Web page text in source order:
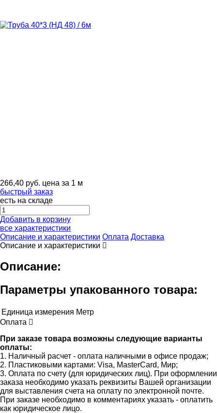
266,40 руб. цена за 1 м
быстрый заказ
есть на складе
Добавить в корзину
все характеристики
Описание и характеристики Оплата Доставка
Описание и характеристики
Описание:
Параметры упакованного товара:
Единица измерения Метр
Оплата
При заказе товара возможны следующие варианты
оплаты:
1. Наличный расчет - оплата наличными в офисе продаж;
2. Пластиковыми картами: Visa, MasterCard, Мир;
3. Оплата по счету (для юридических лиц). При оформлении
заказа необходимо указать реквизиты Вашей организации
для выставления счета на оплату по электронной почте.
При заказе необходимо в комментариях указать - оплатить
как юридическое лицо.